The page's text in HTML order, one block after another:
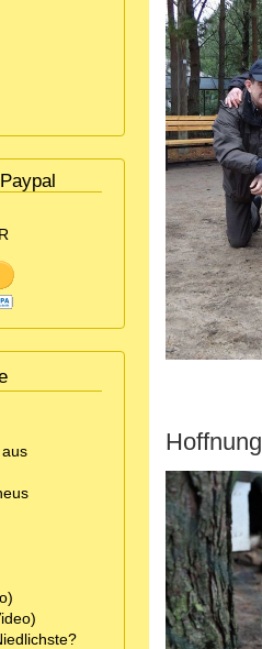
Hoffnung